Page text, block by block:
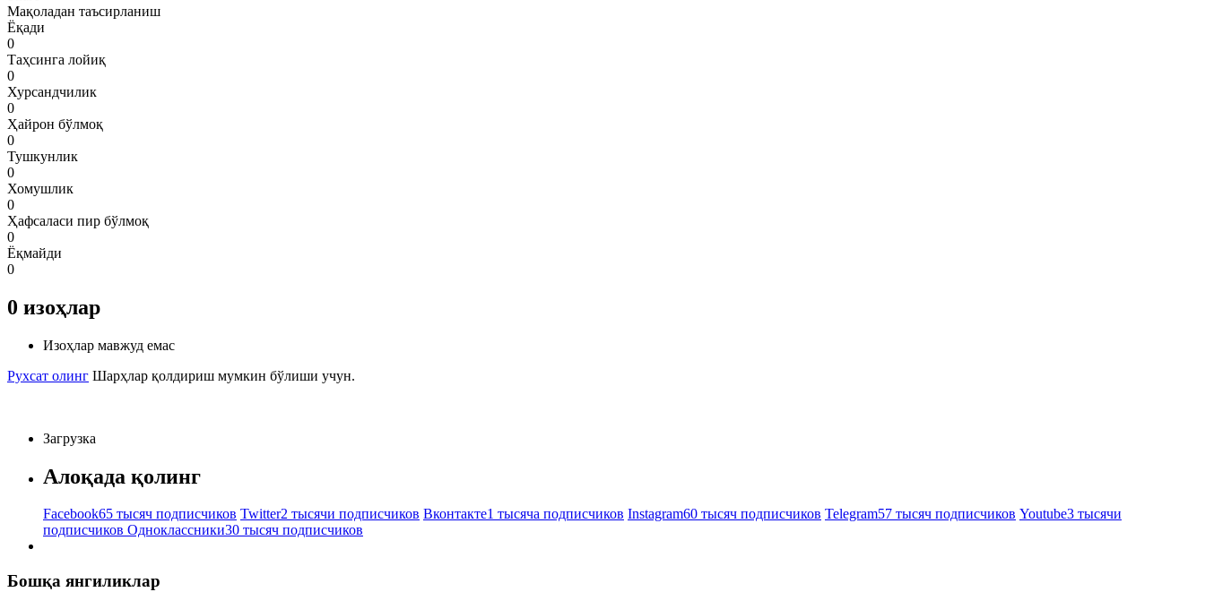
Мақоладан таъсирланиш
Ёқади
0
Таҳсинга лойиқ
0
Хурсандчилик
0
Ҳайрон бўлмоқ
0
Тушкунлик
0
Хомушлик
0
Ҳафсаласи пир бўлмоқ
0
Ёқмайди
0
0 изоҳлар
Изоҳлар мавжуд емас
Рухсат олинг Шарҳлар қолдириш мумкин бўлиши учун.
Загрузка
Алоқада қолинг
Facebook65 тысяч подписчиков Twitter2 тысячи подписчиков Вконтакте1 тысяча подписчиков Instagram60 тысяч подписчиков Telegram57 тысяч подписчиков Youtube3 тысячи
подписчиков Одноклассники30 тысяч подписчиков
Бошқа янгиликлар